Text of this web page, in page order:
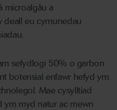
microalgâu a
deall eu cymunedau
sefydlogi 50% o garbon
botensial enfawr hefyd ym
Mae cysylltiad
ym myd natur ac mewn